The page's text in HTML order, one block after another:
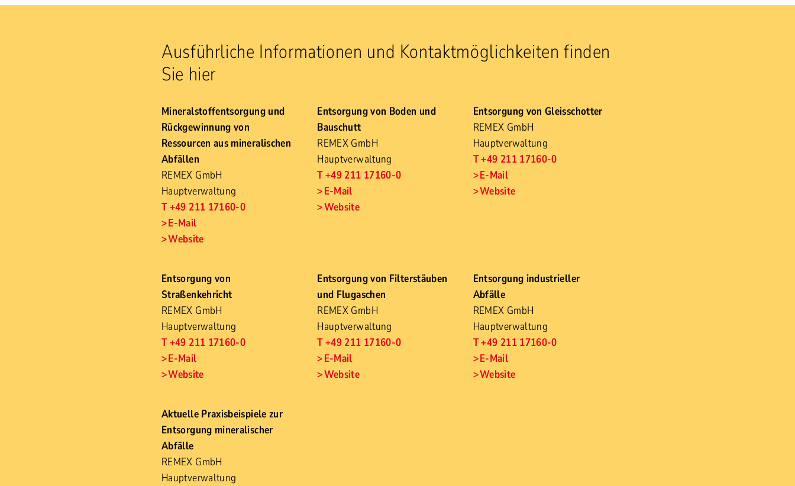
Ausführliche Informationen und Kontaktmöglichkeiten finden
Sie hier
Mineralstoffentsorgung und
Rückgewinnung von
Ressourcen aus mineralischen
Abfällen
REMEX GmbH
Hauptverwaltung
T +49 211 17160-0
E-Mail
Website
Entsorgung von Boden und
Bauschutt
REMEX GmbH
Hauptverwaltung
T +49 211 17160-0
E-Mail
Website
Entsorgung von Gleisschotter
REMEX GmbH
Hauptverwaltung
T +49 211 17160-0
E-Mail
Website
Entsorgung von
Straßenkehricht
REMEX GmbH
Hauptverwaltung
T +49 211 17160-0
E-Mail
Website
Entsorgung von Filterstäuben
und Flugaschen
REMEX GmbH
Hauptverwaltung
T +49 211 17160-0
E-Mail
Website
Entsorgung industrieller
Abfälle
REMEX GmbH
Hauptverwaltung
T +49 211 17160-0
E-Mail
Website
Aktuelle Praxisbeispiele zur
Entsorgung mineralischer
Abfälle
REMEX GmbH
Hauptverwaltung